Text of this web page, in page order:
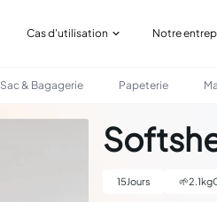
Cas d'utilisation Notre
Sac & Bagagerie Papeterie
15 Jours 🌱2.1